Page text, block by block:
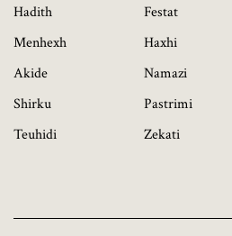
Hadith
Menhexh
Akide
Shirku
Teuhidi
Festat
Haxhi
Namazi
Pastrimi
Zekati